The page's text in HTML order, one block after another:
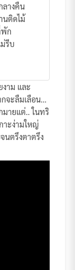
ลางคืน
นติดไม้
ก
ม่รีบ
งาม และ
กจะลืมเลือน…
ายแต่.. ในทริ
าะง่ามใหญ่
นตรึงตาตรึง